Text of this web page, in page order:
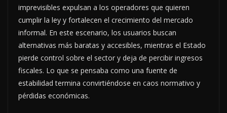
imprevisibles expulsan a los operadores que quieren
cumplir la ley y fortalecen el crecimiento del mercado
informal. En este escenario, los usuarios buscan
alternativas más baratas y accesibles, mientras el Estado
pierde control sobre el sector y deja de percibir ingresos
fiscales. Lo que se pensaba como una fuente de
estabilidad termina convirtiéndose en caos normativo y
pérdidas económicas.